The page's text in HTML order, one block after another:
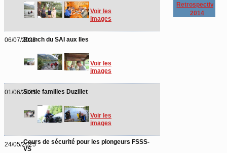
Voir les
images
06/07/2025Brunch du SAI aux Iles
Voir les
images
01/06/2025Sortie familles Duzillet
Voir les
images
24/05/2025Cours de sécurité pour les plongeurs FSSS-
VS
Retrospective
2014